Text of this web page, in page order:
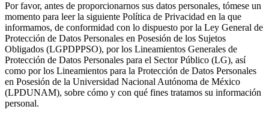
Por favor, antes de proporcionarnos sus datos personales, tómese un
momento para leer la siguiente Política de Privacidad en la que
informamos, de conformidad con lo dispuesto por la Ley General de
Protección de Datos Personales en Posesión de los Sujetos
Obligados (LGPDPPSO), por los Lineamientos Generales de
Protección de Datos Personales para el Sector Público (LG), así
como por los Lineamientos para la Protección de Datos Personales
en Posesión de la Universidad Nacional Autónoma de México
(LPDUNAM), sobre cómo y con qué fines tratamos su información
personal.